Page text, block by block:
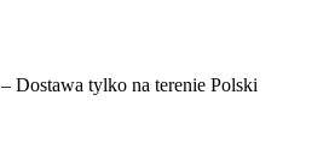
– Dostawa tylko na terenie Polski